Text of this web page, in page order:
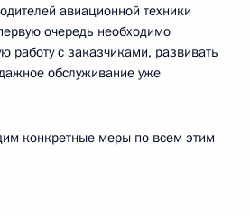
авиационной техники
очередь необходимо
работу с заказчиками, развивать
обслуживание уже
конкретные меры по всем этим